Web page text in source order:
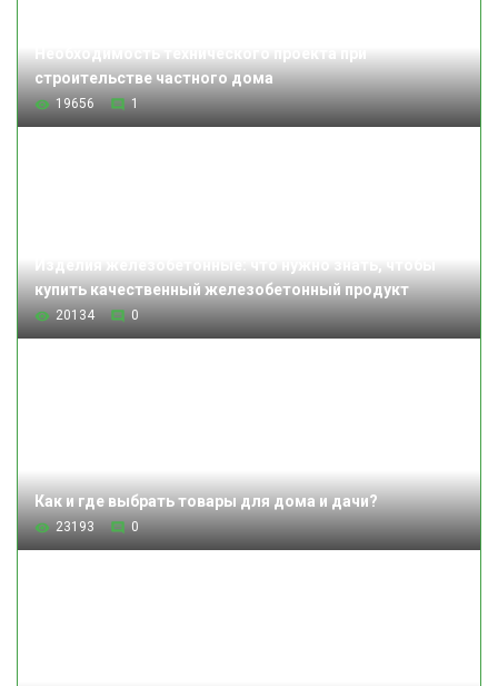
строительстве частного дома
19656 1
купить качественный железобетонный продукт
20134 0
Как и где выбрать товары для дома и дачи?
23193 0